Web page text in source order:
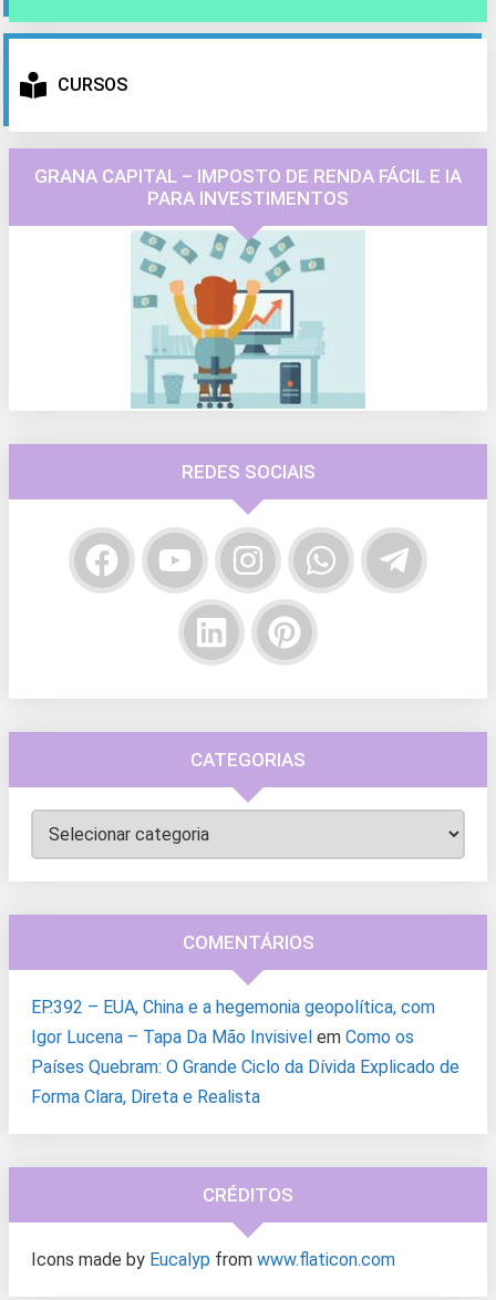
CURSOS
GRANA CAPITAL – IMPOSTO DE RENDA FÁCIL E IA
PARA INVESTIMENTOS
REDES SOCIAIS
CATEGORIAS
Categorias
COMENTÁRIOS
EP.392 – EUA, China e a hegemonia geopolítica, com
Igor Lucena – Tapa Da Mão Invisivel em Como os
Países Quebram: O Grande Ciclo da Dívida Explicado de
Forma Clara, Direta e Realista
CRÉDITOS
Icons made by Eucalyp from www.flaticon.com